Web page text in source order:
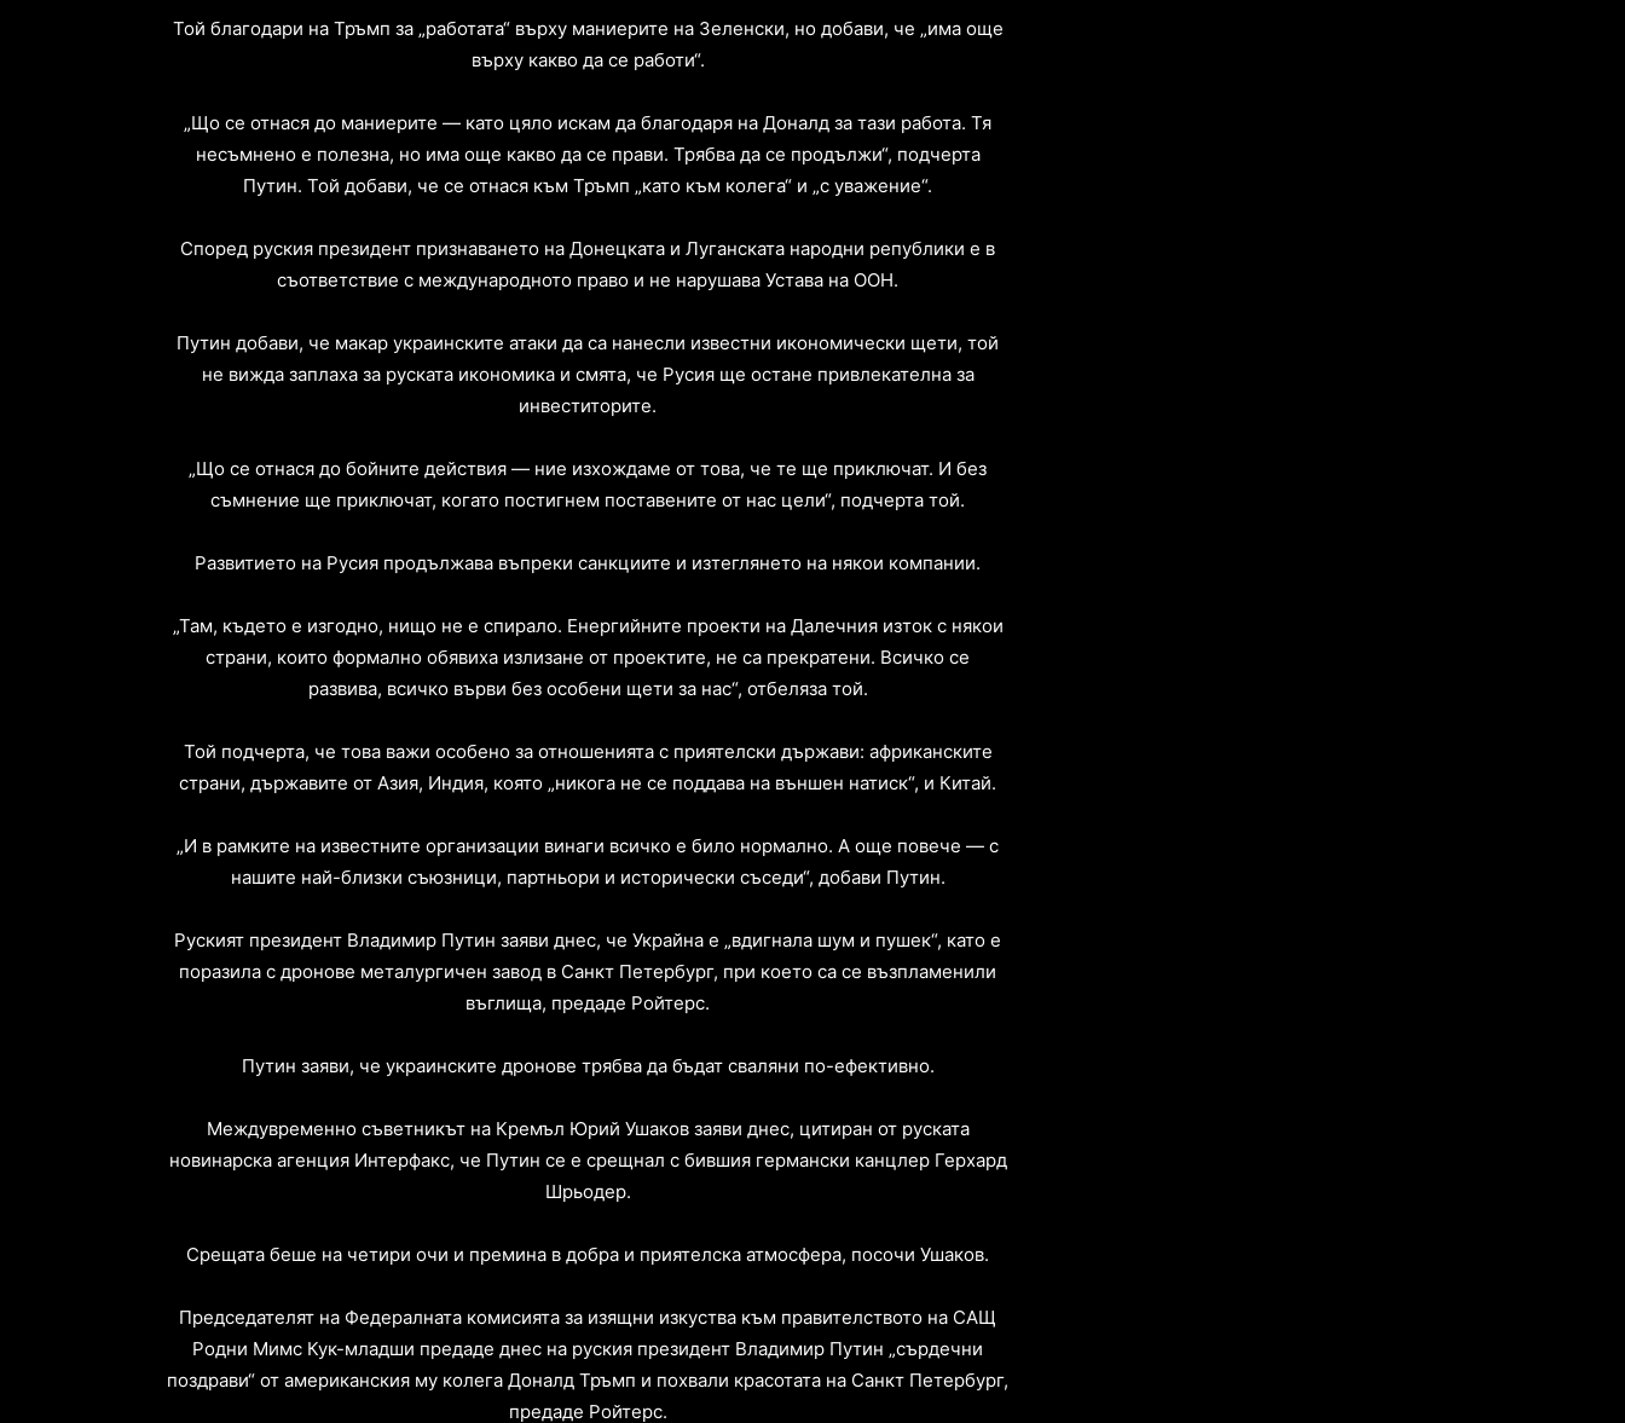
Той благодари на Тръмп за „работата“ върху маниерите на Зеленски, но добави, че „има още
върху какво да се работи“.
„Що се отнася до маниерите — като цяло искам да благодаря на Доналд за тази работа. Тя
несъмнено е полезна, но има още какво да се прави. Трябва да се продължи“, подчерта
Путин. Той добави, че се отнася към Тръмп „като към колега“ и „с уважение“.
Според руския президент признаването на Донецката и Луганската народни републики е в
съответствие с международното право и не нарушава Устава на ООН.
Путин добави, че макар украинските атаки да са нанесли известни икономически щети, той
не вижда заплаха за руската икономика и смята, че Русия ще остане привлекателна за
инвеститорите.
„Що се отнася до бойните действия — ние изхождаме от това, че те ще приключат. И без
съмнение ще приключат, когато постигнем поставените от нас цели“, подчерта той.
Развитието на Русия продължава въпреки санкциите и изтеглянето на някои компании.
„Там, където е изгодно, нищо не е спирало. Енергийните проекти на Далечния изток с някои
страни, които формално обявиха излизане от проектите, не са прекратени. Всичко се
развива, всичко върви без особени щети за нас“, отбеляза той.
Той подчерта, че това важи особено за отношенията с приятелски държави: африканските
страни, държавите от Азия, Индия, която „никога не се поддава на външен натиск“, и Китай.
„И в рамките на известните организации винаги всичко е било нормално. А още повече — с
нашите най-близки съюзници, партньори и исторически съседи“, добави Путин.
Руският президент Владимир Путин заяви днес, че Украйна е „вдигнала шум и пушек“, като е
поразила с дронове металургичен завод в Санкт Петербург, при което са се възпламенили
въглища, предаде Ройтерс.
Путин заяви, че украинските дронове трябва да бъдат сваляни по-ефективно.
Междувременно съветникът на Кремъл Юрий Ушаков заяви днес, цитиран от руската
новинарска агенция Интерфакс, че Путин се е срещнал с бившия германски канцлер Герхард
Шрьодер.
Срещата беше на четири очи и премина в добра и приятелска атмосфера, посочи Ушаков.
Председателят на Федералната комисията за изящни изкуства към правителството на САЩ
Родни Мимс Кук-младши предаде днес на руския президент Владимир Путин „сърдечни
поздрави“ от американския му колега Доналд Тръмп и похвали красотата на Санкт Петербург,
предаде Ройтерс.